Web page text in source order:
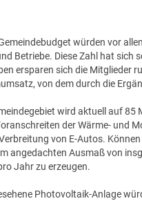
würden vor
Betriebe. Diese Zahl hat
ersparen sich die Mitglieder
von dem durch die
wird aktuell auf
der Wärme- und
von E-Autos.
angedachten Ausmaß von
Jahr zu erzeugen.
Photovoltaik-Anlage